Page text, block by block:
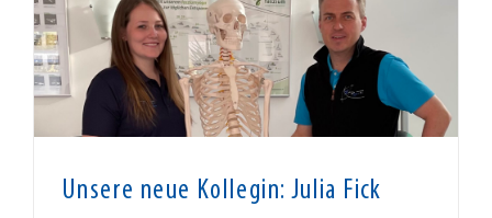
Unsere neue Kollegin: Julia Fick